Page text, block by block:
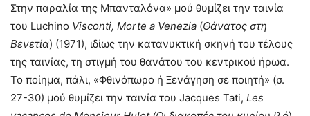
Στην παραλία της Μπανταλόνα» μού θυμίζει την ταινία
του Luchino Visconti, Morte a Venezia (Θάνατος στη
Βενετία) (1971), ιδίως την κατανυκτική σκηνή του τέλους
της ταινίας, τη στιγμή του θανάτου του κεντρικού ήρωα.
Το ποίημα, πάλι, «Φθινόπωρο ή Ξενάγηση σε ποιητή» (σ.
27-30) μού θυμίζει την ταινία του Jacques Tati, Les